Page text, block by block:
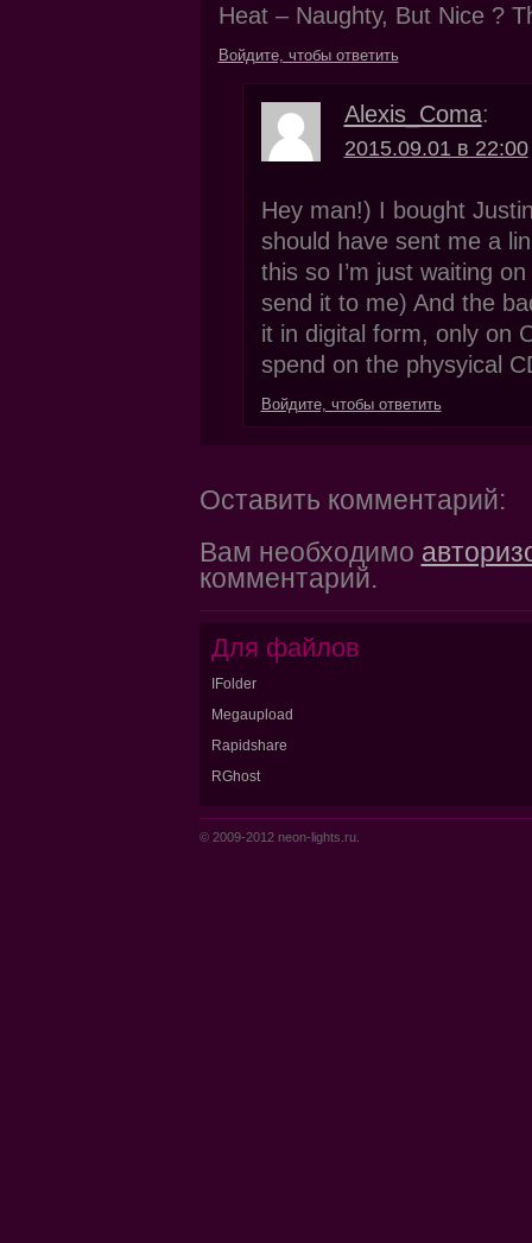
Heat – Naughty, But Nice ?
Войдите, чтобы ответить
Alexis_Coma:
2015.09.01 в 22:00
Hey man!) I bought
should have sent me a
this so I’m just waiting
send it to me) And the
it in digital form, only on
spend on the physyical
Войдите, чтобы ответить
Оставить комментарий:
Вам необходимо
комментарий.
Для файлов
IFolder
Megaupload
Rapidshare
RGhost
© 2009-2012 neon-lights.ru.